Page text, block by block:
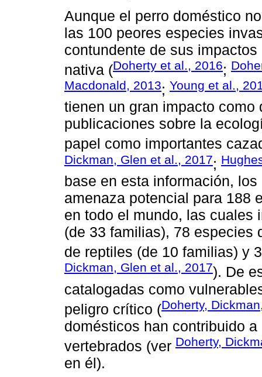
Aunque el perro doméstico
las 100 peores especies
contundente de sus
nativa (Doherty et al., 2016;
Macdonald, 2013; Young et al.,
tienen un gran impacto
publicaciones sobre la
papel como importantes
Dickman, Glen et al., 2017;
base en esta información,
amenaza potencial para 188
en todo el mundo, las cuales
(de 33 familias), 78 especies
de reptiles (de 10 familias) y
Dickman, Glen et al., 2017). De
catalogadas como
peligro crítico (Doherty,
domésticos han contribuido
vertebrados (ver Doherty,
en él).